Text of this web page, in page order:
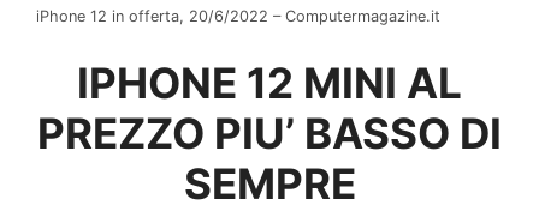
iPhone 12 in offerta, 20/6/2022 – Computermagazine.it
IPHONE 12 MINI AL
PREZZO PIU’ BASSO DI
SEMPRE